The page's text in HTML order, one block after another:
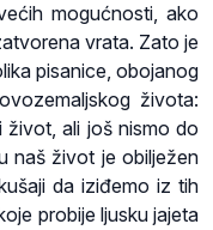
mogućnosti, ako
vrata. Zato je
pisanice, obojanog
života:
život, ali još nismo do
naš život je obilježen
da iziđemo iz tih
probije ljusku jajeta